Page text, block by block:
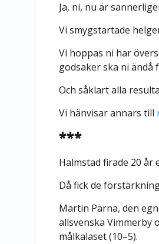
Ja, ni, nu är
Vi smygstartade
Vi hoppas ni har
godsaker ska ni
Och såklart alla
Vi hänvisar annars till
***
Halmstad firade 20 år
Då fick de
Martin Pärna, den
allsvenska Vimmerby
målkalaset (10–5).